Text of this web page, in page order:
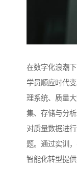
在数字化浪潮
学员顺应时代
理系统、质量
集、存储与分
对质量数据进
题。通过实训
智能化转型提